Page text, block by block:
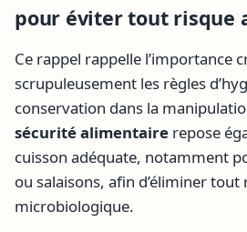
pour éviter tout risque
Ce rappel rappelle l’importance
scrupuleusement les règles
conservation dans la
sécurité alimentaire repose
cuisson adéquate, notamment
ou salaisons, afin d’éliminer tout
microbiologique.